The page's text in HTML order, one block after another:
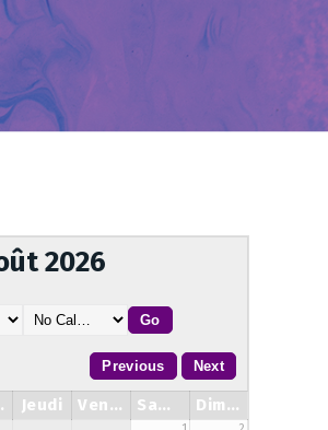
2026
Jeudi Vendredi Samedi Dimanche